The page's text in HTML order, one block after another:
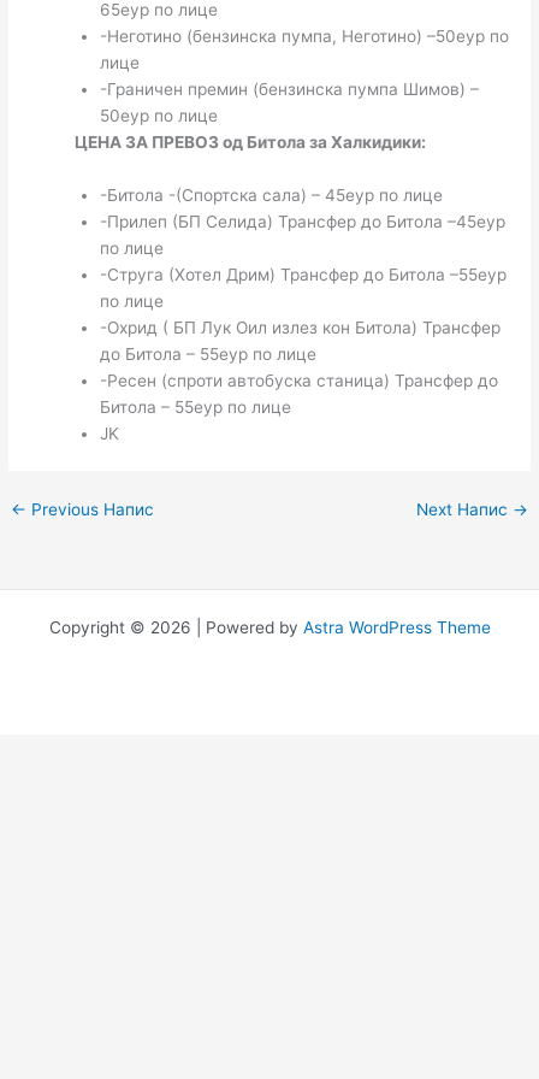
65еур по лице
-Неготино (бензинска пумпа, Неготино) –50еур по
лице
-Граничен премин (бензинска пумпа Шимов) –
50еур по лице
ЦЕНА ЗА ПРЕВОЗ од Битола за Халкидики:
-Битола -(Спортска сала) – 45еур по лице
-Прилеп (БП Селида) Трансфер до Битола –45еур
по лице
-Струга (Хотел Дрим) Трансфер до Битола –55еур
по лице
-Охрид ( БП Лук Оил излез кон Битола) Трансфер
до Битола – 55еур по лице
-Ресен (спроти автобуска станица) Трансфер до
Битола – 55еур по лице
JK
← Previous Напис Next Напис →
Copyright © 2026 | Powered by Astra WordPress Theme